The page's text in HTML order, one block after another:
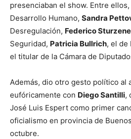
presenciaban el show. Entre
Desarrollo Humano, Sandra
Desregulación, Federico
Seguridad, Patricia Bullrich, el de
el titular de la Cámara de
Además, dio otro gesto político al
eufóricamente con Diego Santilli,
José Luis Espert como primer
oficialismo en provincia de
octubre.